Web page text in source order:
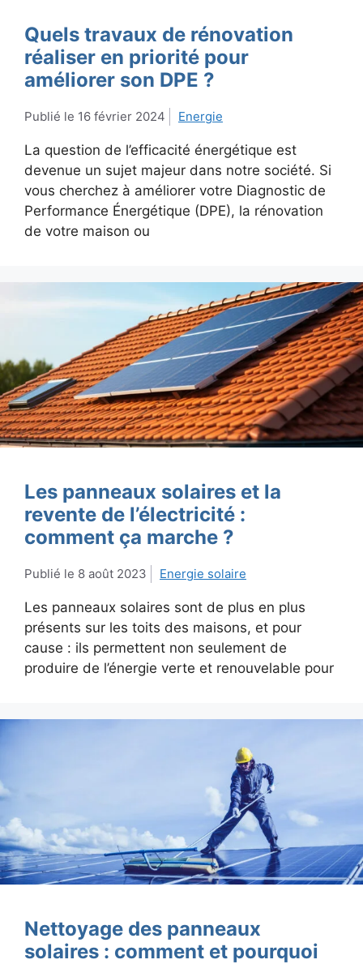
Quels travaux de rénovation
réaliser en priorité pour
améliorer son DPE ?
16 février 2024 Energie
La question de l’efficacité énergétique est
devenue un sujet majeur dans notre société. Si
vous cherchez à améliorer votre Diagnostic de
Performance Énergétique (DPE), la rénovation
de votre maison ou
Les panneaux solaires et la
revente de l’électricité :
comment ça marche ?
8 août 2023 Energie solaire
Les panneaux solaires sont de plus en plus
présents sur les toits des maisons, et pour
cause : ils permettent non seulement de
produire de l’énergie verte et renouvelable pour
Nettoyage des panneaux
solaires : comment et pourquoi